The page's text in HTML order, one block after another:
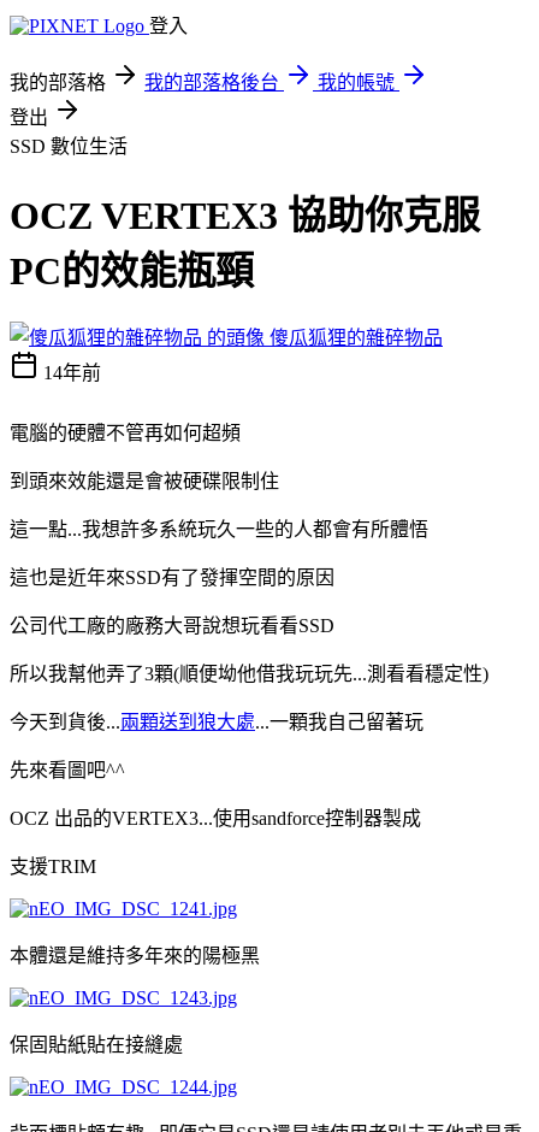
登入
我的部落格 我的部落格後台
我的帳號
登出
SSD 數位生活
OCZ VERTEX3 協助你克服
PC的效能瓶頸
傻瓜狐狸的雜碎物品
14年前
電腦的硬體不管再如何超頻
到頭來效能還是會被硬碟限制住
這一點...我想許多系統玩久一些的人都會有所體悟
這也是近年來SSD有了發揮空間的原因
公司代工廠的廠務大哥說想玩看看SSD
所以我幫他弄了3顆(順便坳他借我玩玩先...測看看穩定性)
今天到貨後...兩顆送到狼大處...一顆我自己留著玩
先來看圖吧^^
OCZ 出品的VERTEX3...使用sandforce控制器製成
支援TRIM
本體還是維持多年來的陽極黑
保固貼紙貼在接縫處